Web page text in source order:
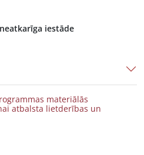
iestāde
materiālās
atbalsta lietderības un